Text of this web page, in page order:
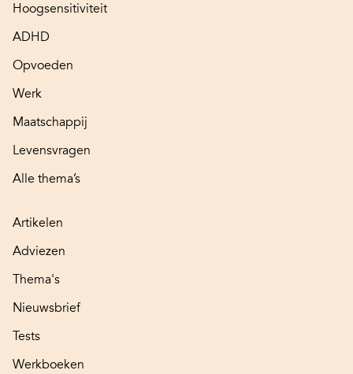
Hoogsensitiviteit
ADHD
Opvoeden
Werk
Maatschappij
Levensvragen
Alle thema’s
Artikelen
Adviezen
Thema's
Nieuwsbrief
Tests
Werkboeken